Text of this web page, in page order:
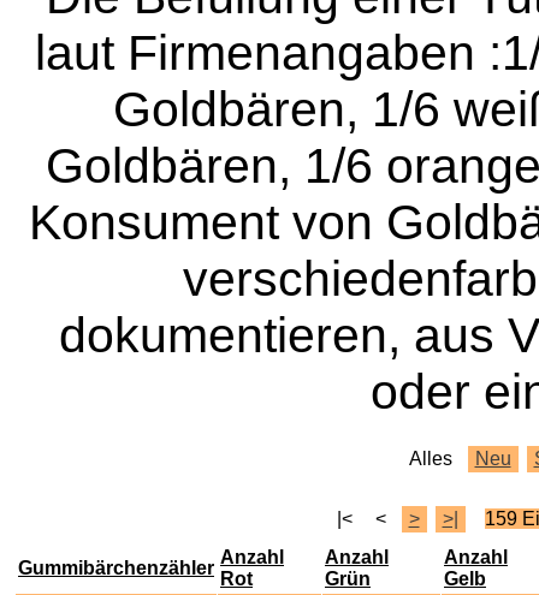
laut Firmenangaben
Goldbären, 1/6
Goldbären, 1/6
Konsument von
dokumentieren, aus
oder
Alles Neu
|< < > >| 159
Gummibärchenzähler
Anzahl
Rot
Anzahl
Grün
Anzahl
Gelb